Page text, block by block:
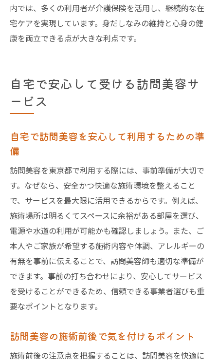
内では、多くの利用者が介護保険を活用し、継続的な在
宅ケアを実現しています。身だしなみの維持と心身の健
康を両立できる点が大きな利点です。
自宅で安心して受ける訪問美容サ
ービス
自宅で訪問美容を安心して利用するための準
備
訪問美容を東京都で利用する際には、事前準備が大切で
す。なぜなら、安全かつ快適な施術環境を整えること
で、サービスを最大限に活用できるからです。例えば、
施術場所は明るくてスペースに余裕がある部屋を選び、
電源や水道の利用が可能かも確認しましょう。また、ご
本人やご家族が希望する施術内容や体調、アレルギーの
有無を事前に伝えることで、訪問美容師も適切な準備が
できます。事前の打ち合わせにより、安心してサービス
を受けることができるため、信頼できる事業者選びも重
要なポイントとなります。
訪問美容の施術前後で気を付けるポイント
施術前後の注意点を把握することは、訪問美容を快適に